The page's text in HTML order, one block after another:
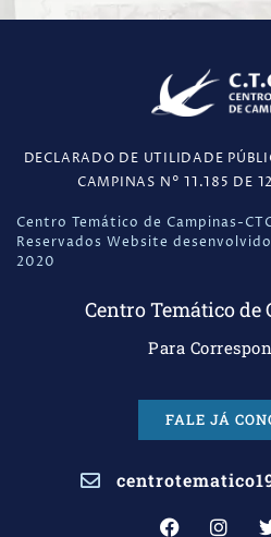
DECLARADO DE UTILIDADE
CAMPINAS N° 11.185 DE
Centro Temático de Campinas-
Reservados Website
2020
Centro Temático de
Para
FALE JÁ